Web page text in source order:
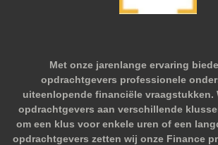
Met onze jarenlange ervaring
opdrachtgevers professionele
uiteenlopende financiële vraagstukken.
opdrachtgevers aan verschillende
om een klus voor enkele uren of een
opdrachtgevers zetten wij onze Finance